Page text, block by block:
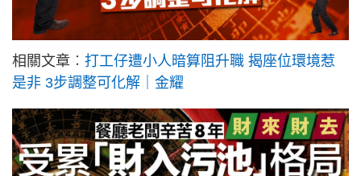
相關文章︰ 打工仔遭小人暗算阻升職 揭座位環境惹
是非 3步調整可化解｜金耀